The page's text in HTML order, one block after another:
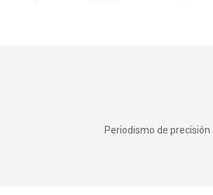
Periodismo de precisión